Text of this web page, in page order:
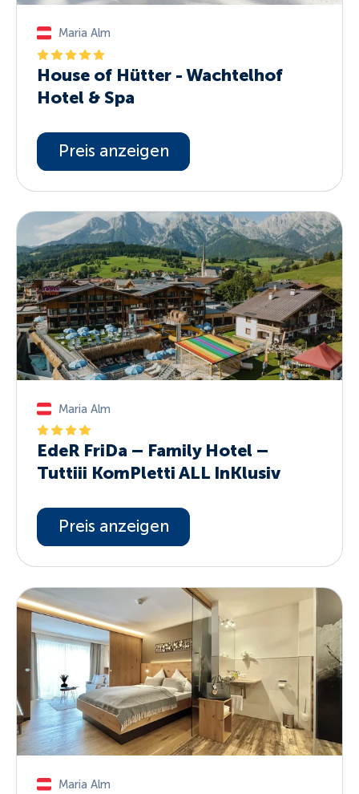
Maria Alm
House of Hütter - Wachtelhof
Hotel & Spa
Preis anzeigen
Maria Alm
EdeR FriDa – Family Hotel –
Tuttiii KomPletti ALL InKlusiv
Preis anzeigen
Maria Alm